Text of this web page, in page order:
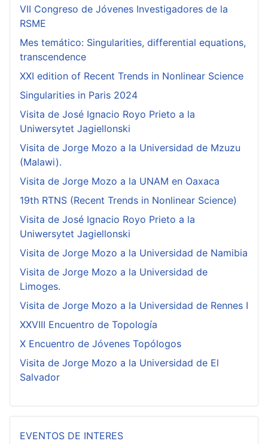
VII Congreso de Jóvenes Investigadores de la
RSME
Mes temático: Singularities, differential equations,
transcendence
XXI edition of Recent Trends in Nonlinear Science
Singularities in Paris 2024
Visita de José Ignacio Royo Prieto a la
Uniwersytet Jagiellonski
Visita de Jorge Mozo a la Universidad de Mzuzu
(Malawi).
Visita de Jorge Mozo a la UNAM en Oaxaca
19th RTNS (Recent Trends in Nonlinear Science)
Visita de José Ignacio Royo Prieto a la
Uniwersytet Jagiellonski
Visita de Jorge Mozo a la Universidad de Namibia
Visita de Jorge Mozo a la Universidad de
Limoges.
Visita de Jorge Mozo a la Universidad de Rennes I
XXVIII Encuentro de Topología
X Encuentro de Jóvenes Topólogos
Visita de Jorge Mozo a la Universidad de El
Salvador
EVENTOS DE INTERES